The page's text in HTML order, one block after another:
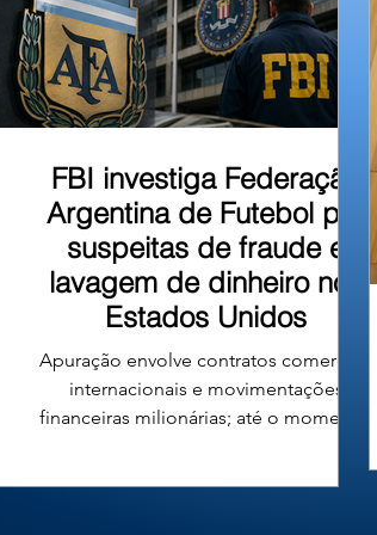
que tombou em um barranco às
FBI investiga Federação
Argentina de Futebol por
suspeitas de fraude e
lavagem de dinheiro nos
Estados Unidos
Apuração envolve contratos comerciais
internacionais e movimentações
financeiras milionárias; até o momento,
condenações contra a entidade ou seus